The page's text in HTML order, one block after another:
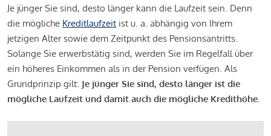
Je jünger Sie sind, desto länger kann die Laufzeit sein. Denn
die mögliche Kreditlaufzeit ist u. a. abhängig von Ihrem
jetzigen Alter sowie dem Zeitpunkt des Pensionsantritts.
Solange Sie erwerbstätig sind, werden Sie im Regelfall über
ein höheres Einkommen als in der Pension verfügen. Als
Grundprinzip gilt: Je jünger Sie sind, desto länger ist die
mögliche Laufzeit und damit auch die mögliche Kredithöhe.